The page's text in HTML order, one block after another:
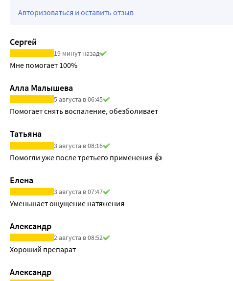
Авторизоваться и оставить отзыв
Сергей
19 минут назад
Мне помогает 100%
Алла Малышева
5 августа в 06:45
Помогает снять воспаление, обезболивает
Татьяна
3 августа в 08:16
Помогли уже после третьего применения 👍
Елена
3 августа в 07:47
Уменьшает ощущение натяжения
Александр
2 августа в 08:52
Хороший препарат
Александр